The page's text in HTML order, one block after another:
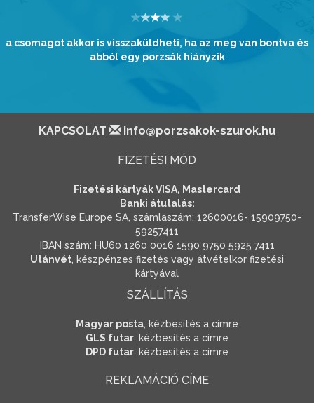
a csomagot akkor is visszaküldheti, ha az meg van bontva és
abból egy porzsák hiányzik
KAPCSOLAT info@porzsakok-szurok.hu
FIZETÉSI MÓD
Fizetési kártyák VISA, Mastercard
Banki átutalás:
TransferWise Europe SA, számlaszám: 12600016- 15909750-
59257411
IBAN szám: HU60 1260 0016 1590 9750 5925 7411
Utánvét , készpénzes fizetés vagy átvételkor fizetési
kártyával
SZÁLLÍTÁS
Magyar posta , kézbesítés a címre
GLS futar , kézbesítés a címre
DPD futar , kézbesítés a címre
REKLAMÁCIÓ CÍME